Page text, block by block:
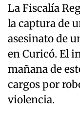
La Fiscalía
la captura de
asesinato de
en Curicó. El
mañana de
cargos por
violencia.